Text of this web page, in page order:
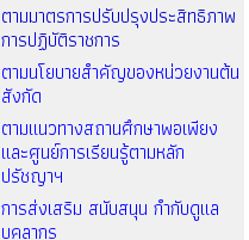
ตามมาตรการปรับปรุงประสิทธิภาพ
การปฏิบัติราชการ
ตามนโยบายสำคัญของหน่วยงานต้น
สังกัด
ตามแนวทางสถานศึกษาพอเพียง
และศูนย์การเรียนรู้ตามหลัก
ปรัชญาฯ
การส่งเสริม สนับสนุน กำกับดูแล
บุคลากร